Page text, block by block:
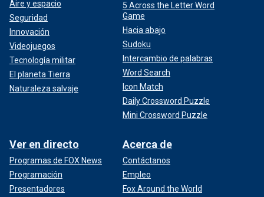
Aire y espacio
Seguridad
Innovación
Videojuegos
Tecnología militar
El planeta Tierra
Naturaleza salvaje
5 Across the Letter Word
Game
Hacia abajo
Sudoku
Intercambio de palabras
Word Search
Icon Match
Daily Crossword Puzzle
Mini Crossword Puzzle
Ver en directo
Programas de FOX News
Programación
Presentadores
Acerca de
Contáctanos
Empleo
Fox Around the World